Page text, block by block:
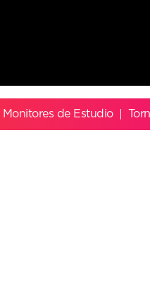
Monitores de Estudio